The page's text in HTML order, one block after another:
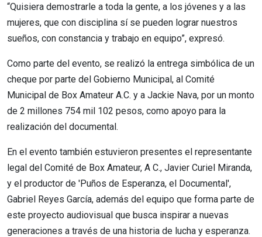
“Quisiera demostrarle a toda la gente, a los jóvenes y a las
mujeres, que con disciplina sí se pueden lograr nuestros
sueños, con constancia y trabajo en equipo”, expresó.
Como parte del evento, se realizó la entrega simbólica de un
cheque por parte del Gobierno Municipal, al Comité
Municipal de Box Amateur A.C. y a Jackie Nava, por un monto
de 2 millones 754 mil 102 pesos, como apoyo para la
realización del documental.
En el evento también estuvieron presentes el representante
legal del Comité de Box Amateur, A C., Javier Curiel Miranda,
y el productor de 'Puños de Esperanza, el Documental',
Gabriel Reyes García, además del equipo que forma parte de
este proyecto audiovisual que busca inspirar a nuevas
generaciones a través de una historia de lucha y esperanza.